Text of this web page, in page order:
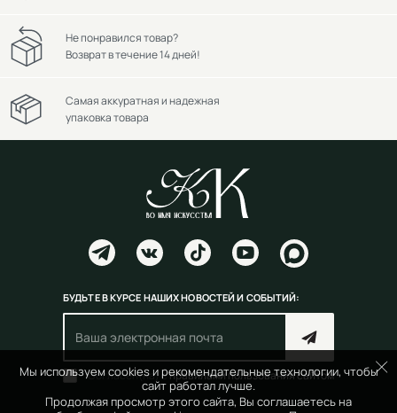
Мы используем cookies и рекомендательные технологии, чтобы
сайт работал лучше.
Продолжая просмотр этого сайта, Вы соглашаетесь на
Не понравился товар?
Возврат в течение 14 дней!
Самая аккуратная и надежная
упаковка товара
БУДЬТЕ В КУРСЕ НАШИХ НОВОСТЕЙ И СОБЫТИЙ:
Согласен(на) справилами пользования сайтом